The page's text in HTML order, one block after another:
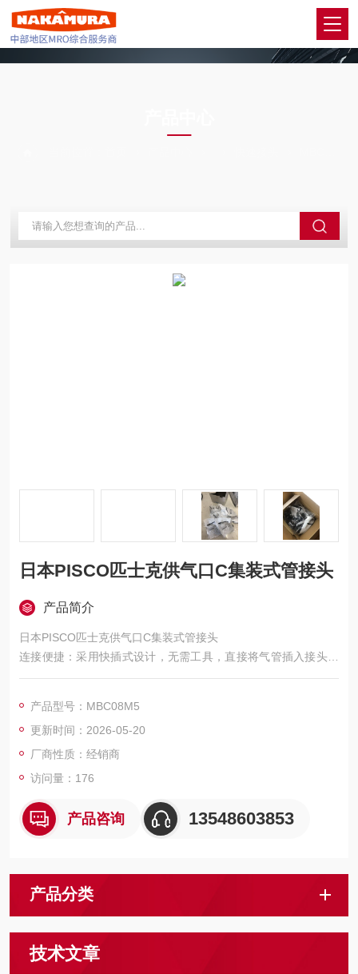
日本PISCO匹士克供气口C集装式管接头
产品简介
日本PISCO匹士克供气口C集装式管接头
连接便捷：采用快插式设计，无需工具，直接将气管插入接头即
可完成连接，操作简单快速，能有效提高工作效率，便于设备维
产品型号：MBC08M5
更新时间：2026-05-20
厂商性质：经销商
访问量：176
产品咨询 13548603853
产品分类
技术文章